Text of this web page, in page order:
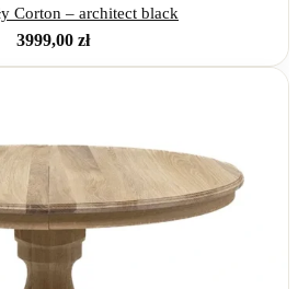
Corton – architect black
3999,00 zł